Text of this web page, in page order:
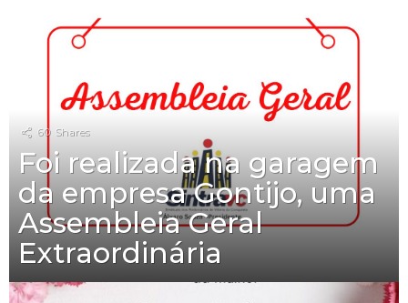
60 Shares
Foi realizada na garagem
da empresa Gontijo, uma
Assembleia Geral
Extraordinária